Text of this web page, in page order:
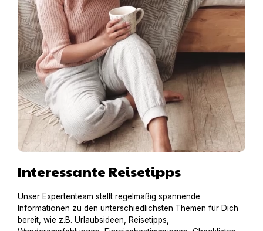
Interessante Reisetipps
Unser Expertenteam stellt regelmäßig spannende
Informationen zu den unterschiedlichsten Themen für Dich
bereit, wie z.B. Urlaubsideen, Reisetipps,